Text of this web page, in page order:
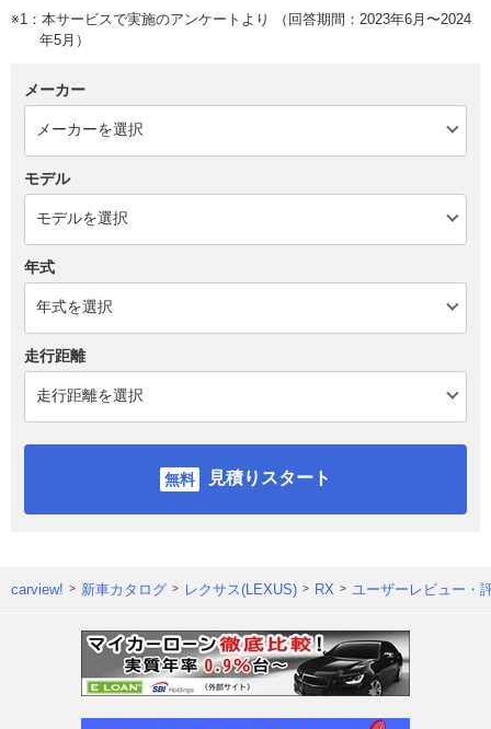
※1：本サービスで実施のアンケートより （回答期間：2023年6月〜2024
年5月）
メーカー
モデル
年式
走行距離
見積りスタート
carview! 新車カタログ レクサス(LEXUS) RX ユーザーレビュー・